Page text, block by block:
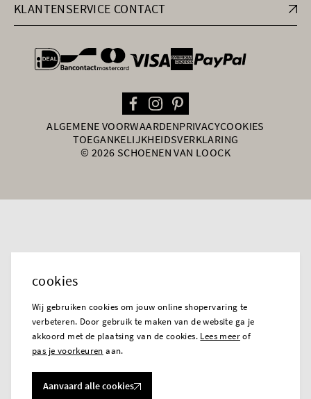
KLANTENSERVICE CONTACT
general.paymentOptions
ALGEMENE VOORWAARDENPRIVACYCOOKIES
TOEGANKELIJKHEIDSVERKLARING
© 2026 SCHOENEN VAN LOOCK
cookies
Wij gebruiken cookies om jouw online shopervaring te
verbeteren. Door gebruik te maken van de website ga je
akkoord met de plaatsing van de cookies. Lees meerof
pas je voorkeuren aan.
Aanvaard alle cookies